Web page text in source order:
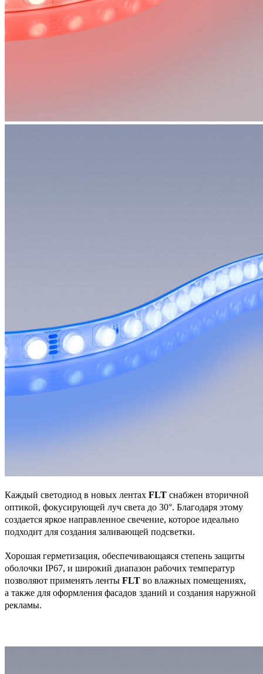
Каждый светодиод в новых лентах FLT снабжен вторичной
оптикой, фокусирующей луч света до 30°. Благодаря этому
создается яркое направленное свечение, которое идеально
подходит для создания заливающей подсветки.
Хорошая герметизация, обеспечивающаяся степень защиты
оболочки IP67, и широкий диапазон рабочих температур
позволяют применять ленты FLT во влажных помещениях,
а также для оформления фасадов зданий и создания наружной
рекламы.